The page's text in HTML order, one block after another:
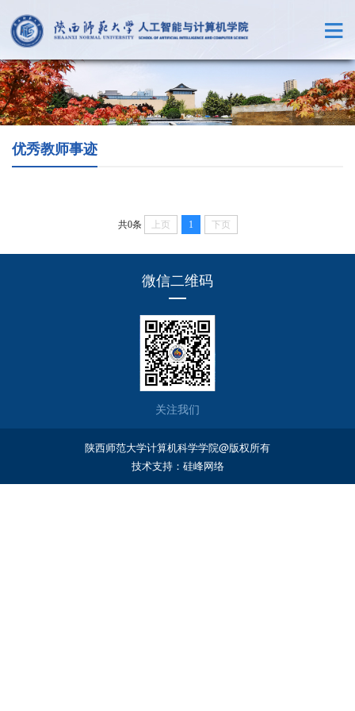
优秀教师事迹
共0条 上页 1 下页
微信二维码
关注我们
陕西师范大学计算机科学学院@版权所有
技术支持： 硅峰网络